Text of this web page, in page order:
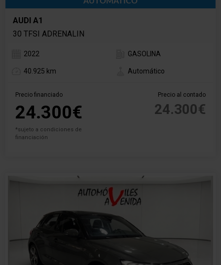
AUDI A1
30 TFSI ADRENALIN
2022 GASOLINA
40.925 km Automático
Precio financiado
24.300€
*sujeto a condiciones de
financiación
Precio al contado
24.300€